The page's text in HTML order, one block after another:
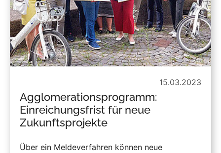
15.03.2023
Agglomerationsprogramm:
Einreichungsfrist für neue
Zukunftsprojekte
Über ein Meldeverfahren können neue